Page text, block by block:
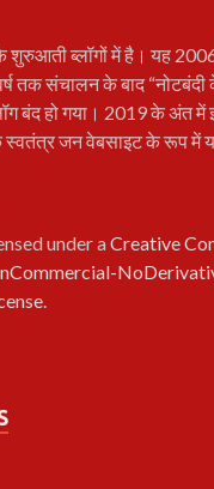
शुरुआती ब्लॉगों में है। यह
तक संचालन के बाद
बंद हो गया। 2019 के अंत में
स्वतंत्र जन वेबसाइट के रूप में
under aCreative
.